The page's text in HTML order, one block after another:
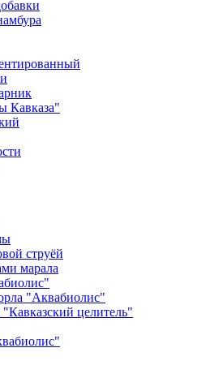
Кавказа"
струёй
марала
"Аквабиолис"
целитель"